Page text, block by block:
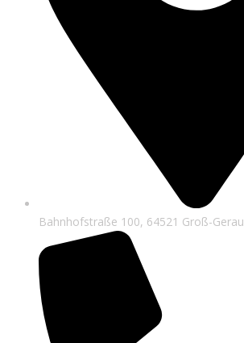
Bahnhofstraße 100, 64521 Groß-Gerau